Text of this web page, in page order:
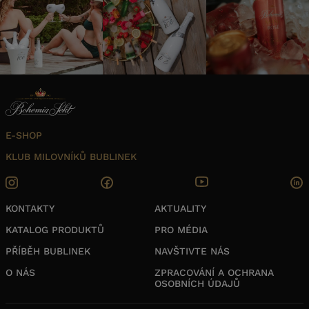
E-SHOP
KLUB MILOVNÍKŮ BUBLINEK
KONTAKTY
KATALOG PRODUKTŮ
PŘÍBĚH BUBLINEK
O NÁS
AKTUALITY
PRO MÉDIA
NAVŠTIVTE NÁS
ZPRACOVÁNÍ A OCHRANA
OSOBNÍCH ÚDAJŮ